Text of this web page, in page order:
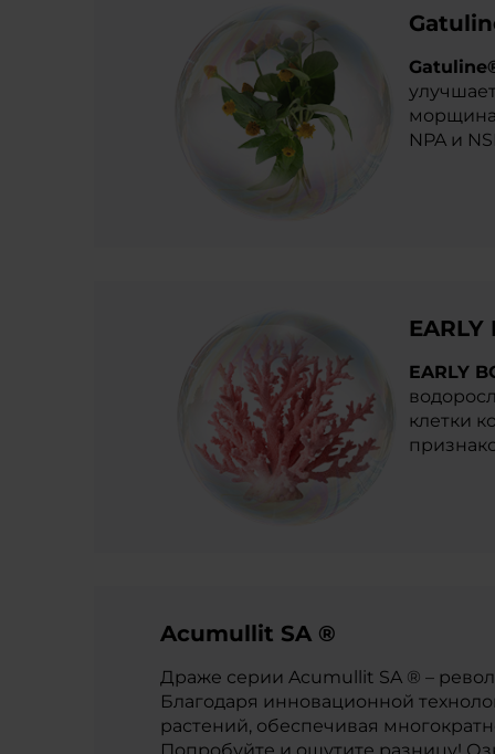
NPA и
EARLY
EARLY
клетки
Acumullit SA ®
Драже серии Acumullit SA ® –
Благодаря инновационной
растений, обеспечивая